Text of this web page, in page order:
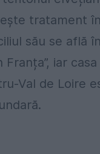
tratament
său se află
Franța”, iar
Val de Loire